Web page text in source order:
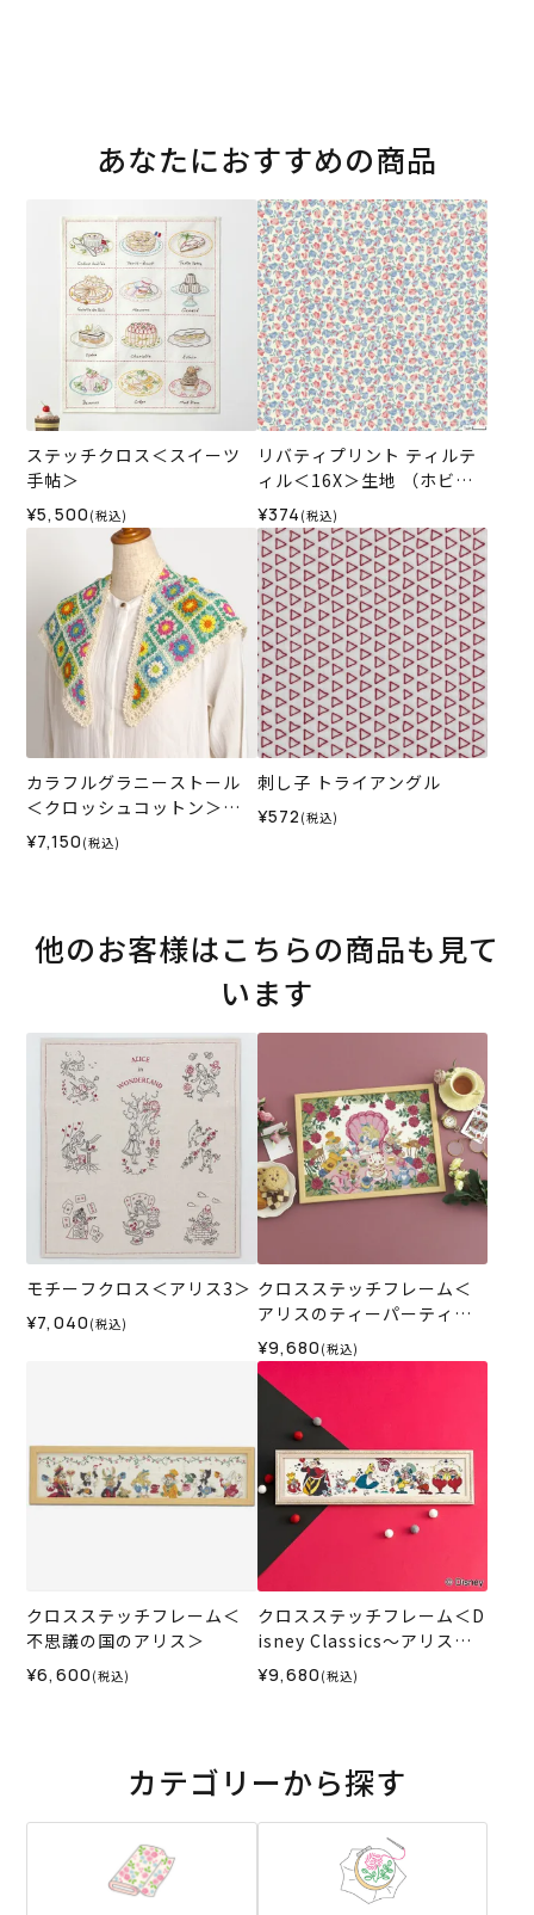
あなたにおすすめの商品
ステッチクロス＜スイーツ
手帖＞
¥5,500 (税込)
リバティプリント ティルテ
ィル＜16X＞生地 （ホビー
ラホビーレオリジナル）202
6SS
¥374 (税込)
カラフルグラニーストール
＜クロッシュコットン＞
（編み物 材料セット）
¥7,150 (税込)
刺し子 トライアングル
¥572 (税込)
他のお客様はこちらの商品も見て
います
モチーフクロス＜アリス3＞
¥7,040 (税込)
クロスステッチフレーム＜
アリスのティーパーティー
＞
¥9,680 (税込)
クロスステッチフレーム＜
不思議の国のアリス＞
¥6,600 (税込)
クロスステッチフレーム＜D
isney Classics～アリス～
＞
¥9,680 (税込)
カテゴリーから探す